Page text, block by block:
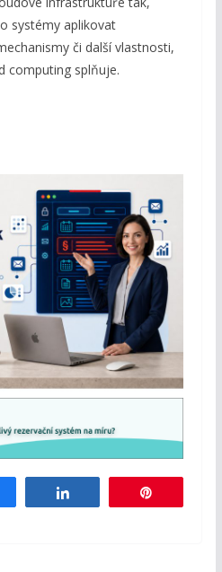
systémy aplikovat
či další vlastnosti,
computing splňuje.